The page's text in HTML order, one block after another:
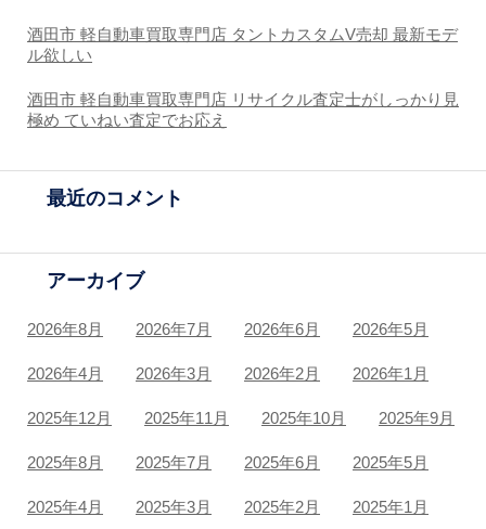
酒田市 軽自動車買取専門店 タントカスタムV売却 最新モデ
ル欲しい
酒田市 軽自動車買取専門店 リサイクル査定士がしっかり見
極め ていねい査定でお応え
最近のコメント
アーカイブ
2026年8月 2026年7月 2026年6月 2026年5月
2026年4月 2026年3月 2026年2月 2026年1月
2025年12月 2025年11月 2025年10月 2025年9月
2025年8月 2025年7月 2025年6月 2025年5月
2025年4月 2025年3月 2025年2月 2025年1月